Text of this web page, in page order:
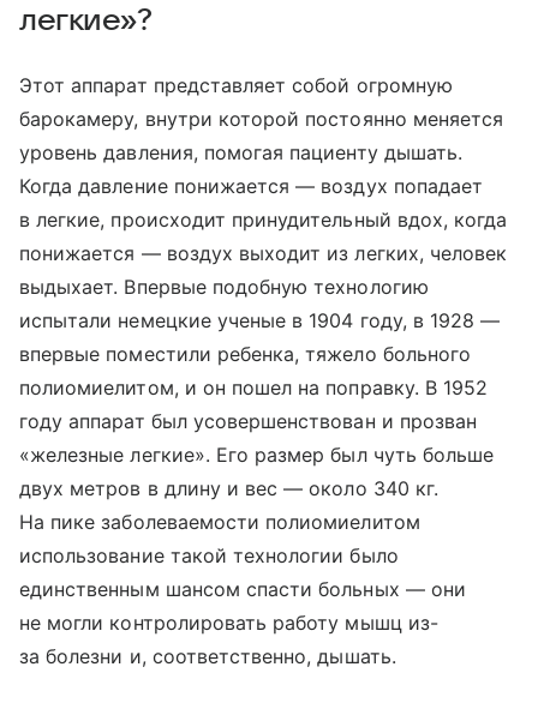
легкие»?
Этот аппарат представляет собой огромную
барокамеру, внутри которой постоянно меняется
уровень давления, помогая пациенту дышать.
Когда давление понижается — воздух попадает
в легкие, происходит принудительный вдох, когда
понижается — воздух выходит из легких, человек
выдыхает. Впервые подобную технологию
испытали немецкие ученые в 1904 году, в 1928 —
впервые поместили ребенка, тяжело больного
полиомиелитом, и он пошел на поправку. В 1952
году аппарат был усовершенствован и прозван
«железные легкие». Его размер был чуть больше
двух метров в длину и вес — около 340 кг.
На пике заболеваемости полиомиелитом
использование такой технологии было
единственным шансом спасти больных — они
не могли контролировать работу мышц из-
за болезни и, соответственно, дышать.